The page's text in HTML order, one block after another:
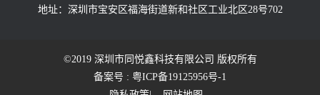
地址：深圳市宝安区福海街道新和社区工业北区28号702
©2019 深圳市同悦鑫科技有限公司 版权所有
备案号 : 粤ICP备19125956号-1